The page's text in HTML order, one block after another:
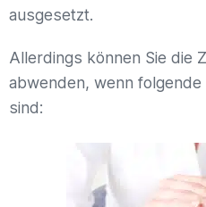
ausgesetzt.
Allerdings können Sie die
abwenden, wenn folgende
sind: